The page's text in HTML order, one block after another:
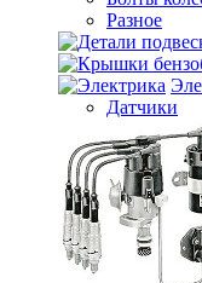
Разное
Датчики